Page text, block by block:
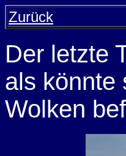
Zurück
Der letzte
als könnte
Wolken